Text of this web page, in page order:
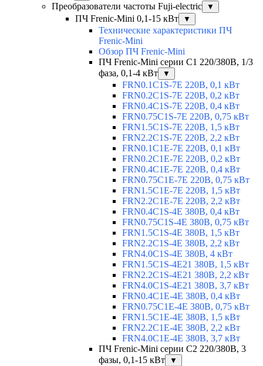
Преобразователи частоты Fuji-electric ▼
ПЧ Frenic-Mini 0,1-15 кВт ▼
Технические характеристики ПЧ
Frenic-Mini
Обзор ПЧ Frenic-Mini
ПЧ Frenic-Mini серии C1 220/380В, 1/3
фаза, 0,1-4 кВт
▼
FRN0.1C1S-7E 220В, 0,1 кВт
FRN0.2C1S-7E 220В, 0,2 кВт
FRN0.4C1S-7E 220В, 0,4 кВт
FRN0.75C1S-7E 220В, 0,75 кВт
FRN1.5C1S-7E 220В, 1,5 кВт
FRN2.2C1S-7E 220В, 2,2 кВт
FRN0.1C1E-7E 220В, 0,1 кВт
FRN0.2C1E-7E 220В, 0,2 кВт
FRN0.4C1E-7E 220В, 0,4 кВт
FRN0.75C1E-7E 220В, 0,75 кВт
FRN1.5C1E-7E 220В, 1,5 кВт
FRN2.2C1E-7E 220В, 2,2 кВт
FRN0.4C1S-4E 380В, 0,4 кВт
FRN0.75C1S-4E 380В, 0,75 кВт
FRN1.5C1S-4E 380В, 1,5 кВт
FRN2.2C1S-4E 380В, 2,2 кВт
FRN4.0C1S-4E 380В, 4 кВт
FRN1.5C1S-4E21 380В, 1,5 кВт
FRN2.2C1S-4E21 380В, 2,2 кВт
FRN4.0C1S-4E21 380В, 3,7 кВт
FRN0.4C1E-4E 380В, 0,4 кВт
FRN0.75C1E-4E 380В, 0,75 кВт
FRN1.5C1E-4E 380В, 1,5 кВт
FRN2.2C1E-4E 380В, 2,2 кВт
FRN4.0C1E-4E 380В, 3,7 кВт
ПЧ Frenic-Mini серии С2 220/380В, 3
фазы, 0,1-15 кВт
▼